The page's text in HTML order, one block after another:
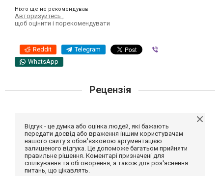
Ніхто ще не рекомендував
Авторизуйтесь
щоб оцінити і порекомендувати
Reddit Telegram
WhatsApp
Рецензія
Відгук - це думка або оцінка людей, які бажають
передати досвід або враження іншим користувачам
нашого сайту з обов'язковою аргументацією
залишеного відгука. Це допоможе багатьом прийняти
правильне рішення. Коментарі призначені для
спілкування та обговорення, а також для роз'яснення
питань, що цікавлять.